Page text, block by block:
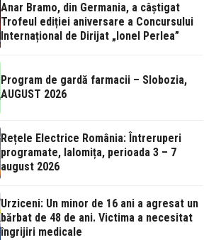
Anar Bramo, din Germania, a câștigat
Trofeul ediției aniversare a Concursului
Internațional de Dirijat „Ionel Perlea”
Program de gardă farmacii – Slobozia,
AUGUST 2026
Rețele Electrice România: Întreruperi
programate, Ialomița, perioada 3 – 7
august 2026
Urziceni: Un minor de 16 ani a agresat un
bărbat de 48 de ani. Victima a necesitat
îngrijiri medicale